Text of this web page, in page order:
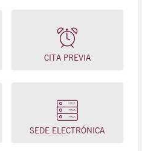
CITA PREVIA
SEDE ELECTRÓNICA